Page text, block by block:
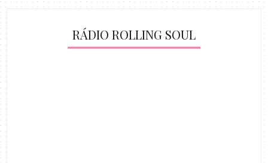
RÁDIO ROLLING SOUL